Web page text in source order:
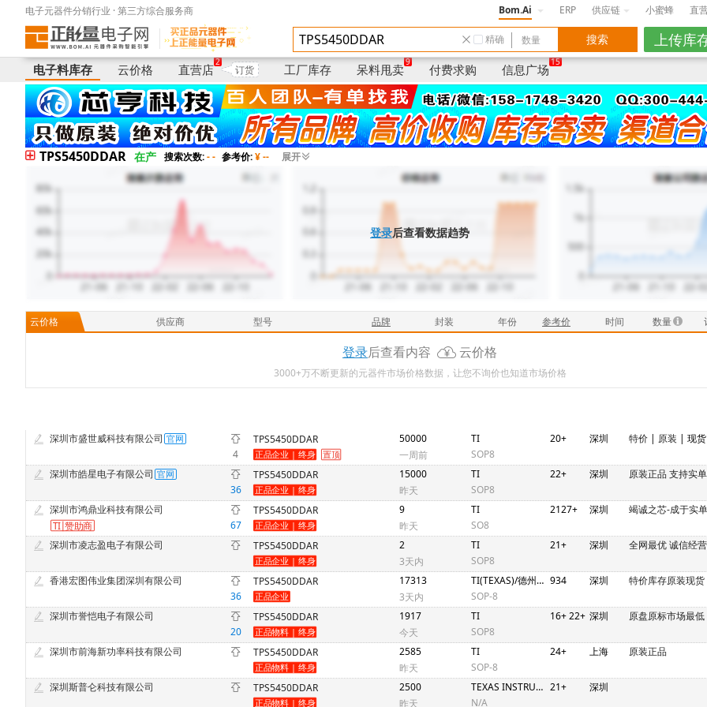
电子元器件分销行业 · 第三方综合服务商 Bom.Ai ERP 供应链 小蜜蜂 直
精确
电子料库存 云价格 直营店
2
订货 工厂库存 呆料甩卖
9
付费求购 信息广场
15
TPS5450DDAR 在产 搜索次数:- - 参考价:¥ -- 展开
登录后查看数据趋势
云价格 供应商 型号 品牌 封装 年份 参考价 时间 数量
登录后查看内容 云价格
3000+万不断更新的元器件市场价格数据，让您不询价也知道市场价格
电子料库存 供应商 品牌 /封装 仓库 卖家说明/品质/货
深圳市盛世威科技有限公司
4
TPS5450DDAR
50000
一周前
TI
SOP8
20+ 深圳 特价 | 原装 | 现货
深圳市皓星电子有限公司
36
TPS5450DDAR
15000
昨天
TI
SOP8
22+ 深圳 原装正品 支持实单
深圳市鸿鼎业科技有限公司
TI 赞助商 67
TPS5450DDAR
9
昨天
TI
SO8
2127+ 深圳 竭诚之芯-成于实
深圳市凌志盈电子有限公司 TPS5450DDAR
2
3天内
TI
SOP8
21+ 深圳 全网最优 诚信经营
香港宏图伟业集团深圳有限公司
36
TPS5450DDAR
17313
3天内
TI(TEXAS)/德州仪器
SOP-8
934 深圳 特价库存原装现货
深圳市誉恺电子有限公司
20
TPS5450DDAR
1917
今天
TI
SOP8
16+ 22+ 深圳 原盘原标市场最低
深圳市前海新功率科技有限公司 TPS5450DDAR
2585
昨天
TI
SOP-8
24+ 上海 原装正品
深圳斯普仑科技有限公司 TPS5450DDAR
2500
昨天
TEXAS INSTRUMENTS
N/A
21+ 深圳